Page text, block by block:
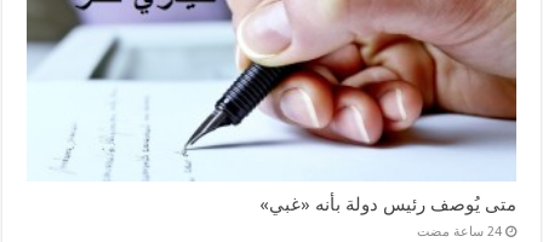
متى يُوصف رئيس دولة بأنه «غبي»
‏24 ساعة مضت